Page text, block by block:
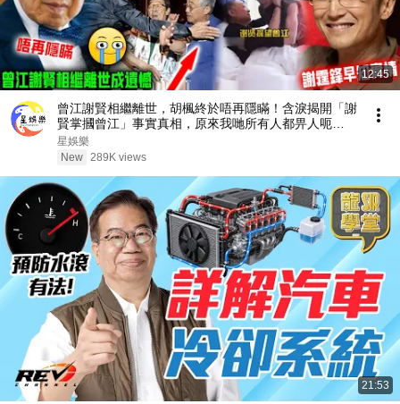
12:45
曾江謝賢相繼離世，胡楓終於唔再隱瞞！含淚揭開「謝
賢掌摑曾江」事實真相，原來我哋所有人都畀人呃
咗⋯⋯謝霆鋒早知實情！【星娛樂】#胡楓 #謝賢 #曾
江 #綜藝 #事實 #真相 #兄弟 #謝霆鋒
星娛樂
New 289K views
21:53